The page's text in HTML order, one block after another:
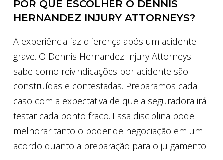
POR QUE ESCOLHER O DENNIS
HERNANDEZ INJURY ATTORNEYS?
A experiência faz diferença após um acidente
grave. O Dennis Hernandez Injury Attorneys
sabe como reivindicações por acidente são
construídas e contestadas. Preparamos cada
caso com a expectativa de que a seguradora irá
testar cada ponto fraco. Essa disciplina pode
melhorar tanto o poder de negociação em um
acordo quanto a preparação para o julgamento.